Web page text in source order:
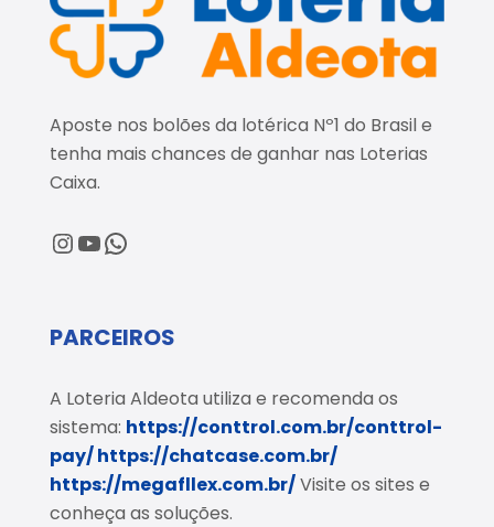
Aposte nos bolões da lotérica Nº1 do Brasil e
tenha mais chances de ganhar nas Loterias
Caixa.
@loteriaaldeota
@loteriaaldeota
Central de Atendimento
PARCEIROS
A Loteria Aldeota utiliza e recomenda os
sistema: https://conttrol.com.br/conttrol-
pay/https://chatcase.com.br/
https://megafllex.com.br/Visite os sites e
conheça as soluções.